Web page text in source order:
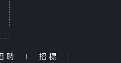
聘 | 招標
|